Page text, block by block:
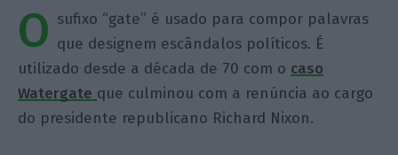
O sufixo “gate” é usado para compor palavras
que designem escândalos políticos. É
utilizado desde a década de 70 com o caso
Watergate que culminou com a renúncia ao cargo
do presidente republicano Richard Nixon.